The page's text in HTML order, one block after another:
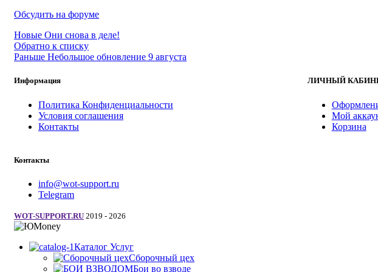
Обсудить на форуме
Новые Они снова в деле!
Обратно к списку
Раньше Небольшое обновление 9 августа
Информация
Политика Конфиденциальности
Условия соглашения
Контакты
ЛИЧНЫЙ
Мой
Корзина
Контакты
info@wot-support.ru
Telegram
WOT-SUPPORT.RU 2019 - 2026
Каталог Услуг
Сборочный цех
Бои во взводе